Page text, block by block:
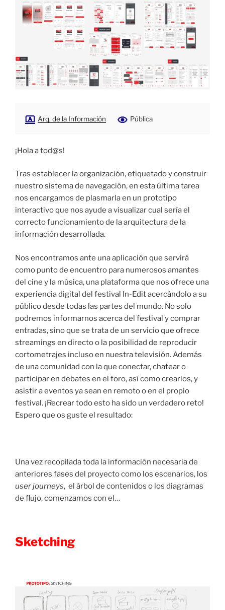
Arq. de la Información Pública
¡Hola a tod@s!
Tras establecer la organización, etiquetado y construir
nuestro sistema de navegación, en esta última tarea
nos encargamos de plasmarla en un prototipo
interactivo que nos ayude a visualizar cual sería el
correcto funcionamiento de la arquitectura de la
información desarrollada.
Nos encontramos ante una aplicación que servirá
como punto de encuentro para numerosos amantes
del cine y la música, una plataforma que nos ofrece una
experiencia digital del festival In-Edit acercándolo a su
público desde todas las partes del mundo. No solo
podremos informarnos acerca del festival y comprar
entradas, sino que se trata de un servicio que ofrece
streamings en directo o la posibilidad de reproducir
cortometrajes incluso en nuestra televisión. Además
de una comunidad con la que conectar, chatear o
participar en debates en el foro, así como crearlos, y
asistir a eventos ya sean en remoto o en el propio
festival. ¡Recrear todo esto ha sido un verdadero reto!
Espero que os guste el resultado:
Una vez recopilada toda la información necesaria de
anteriores fases del proyecto como los escenarios, los
user journeys, el árbol de contenidos o los diagramas
de flujo, comenzamos con el…
Sketching